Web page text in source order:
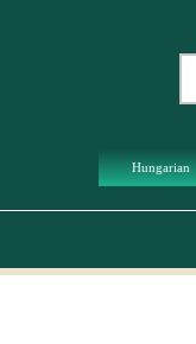
Hungarian